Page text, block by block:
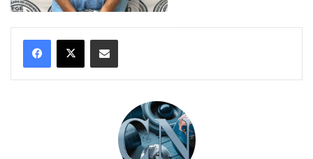
Compartir por correo electrónico